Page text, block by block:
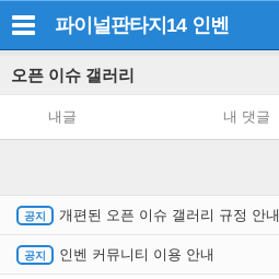
파이널판타지14 인벤
오픈 이슈 갤러리
내글 내 댓글
개편된 오픈 이슈 갤러리 규정 안내
인벤 커뮤니티 이용 안내